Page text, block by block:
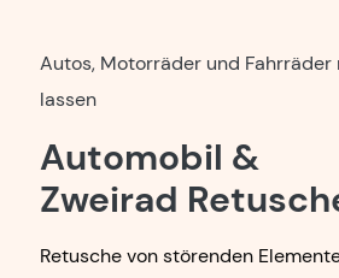
Autos, Motorräder und
lassen
Automobil &
Zweirad
Retusche von störenden